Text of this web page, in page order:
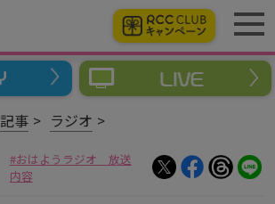
記事 ラジオ
おはようラジオ 放送
内容